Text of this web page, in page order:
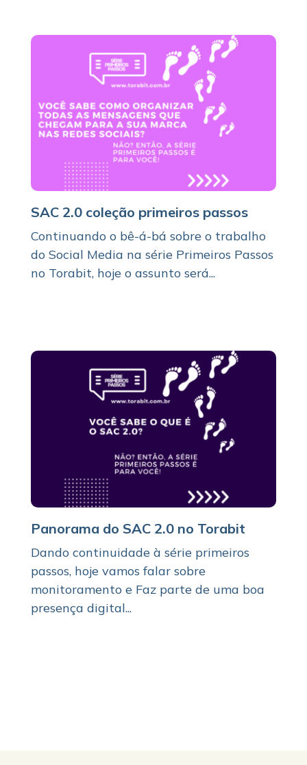
SAC 2.0 coleção primeiros passos
Continuando o bê-á-bá sobre o trabalho
do Social Media na série Primeiros Passos
no Torabit, hoje o assunto será...
Panorama do SAC 2.0 no Torabit
Dando continuidade à série primeiros
passos, hoje vamos falar sobre
monitoramento e Faz parte de uma boa
presença digital...